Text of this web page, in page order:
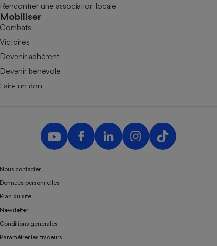
Rencontrer une association locale
Mobiliser
Combats
Victoires
Devenir adhérent
Devenir bénévole
Faire un don
Nous contacter
Données personnelles
Plan du site
Newsletter
Conditions générales
Paramétrer les traceurs